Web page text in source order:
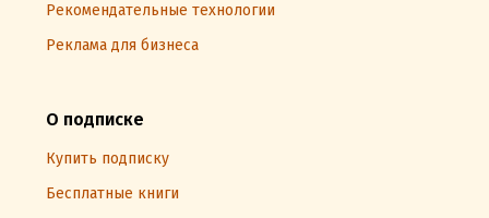
Рекомендательные технологии
Реклама для бизнеса
О подписке
Купить подписку
Бесплатные книги